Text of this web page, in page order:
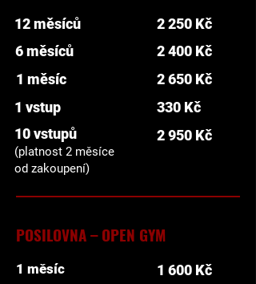
12 měsíců
6 měsíců
1 měsíc
1 vstup
10 vstupů
(platnost 2 měsíce
od zakoupení)
2 250 Kč
2 400 Kč
2 650 Kč
330 Kč
2 950 Kč
POSILOVNA – OPEN GYM
1 měsíc
1 600 Kč